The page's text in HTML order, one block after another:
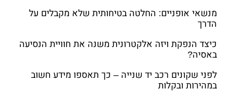
מנשאי אופניים: החלטה בטיחותית שלא מקבלים על
הדרך
כיצד הנפקת ויזה אלקטרונית משנה את חוויית הנסיעה
באסיה?
לפני שקונים רכב יד שנייה – כך תאספו מידע חשוב
במהירות ובקלות